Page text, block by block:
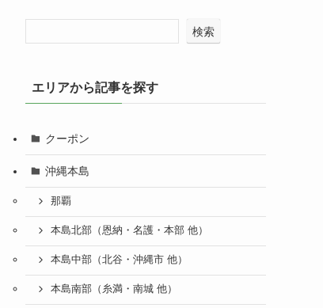
検索
エリアから記事を探す
クーポン
沖縄本島
那覇
本島北部（恩納・名護・本部 他）
本島中部（北谷・沖縄市 他）
本島南部（糸満・南城 他）